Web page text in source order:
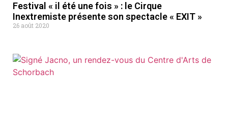
Festival « il été une fois » : le Cirque
Inextremiste présente son spectacle « EXIT »
26 août 2020